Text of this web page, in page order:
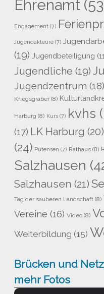
Ehrenamt
Engagement (7)
Jugendakteure (7)
(19) Jugendbeteiligung
Jugendliche (19)
Jugendzentrum (18)
Kriegsgräber (8)
Harburg (8) Kurs (7) kvhs
(17) LK Harburg (20)
(24) Putensen (7) Rathaus (8)
Salzhausen
Salzhausen (21)
Tag der sauberen Landschaft (8)
Vereine (16) Video (8)
Weiterbildung (15)
Brücken und
mehr Fotos